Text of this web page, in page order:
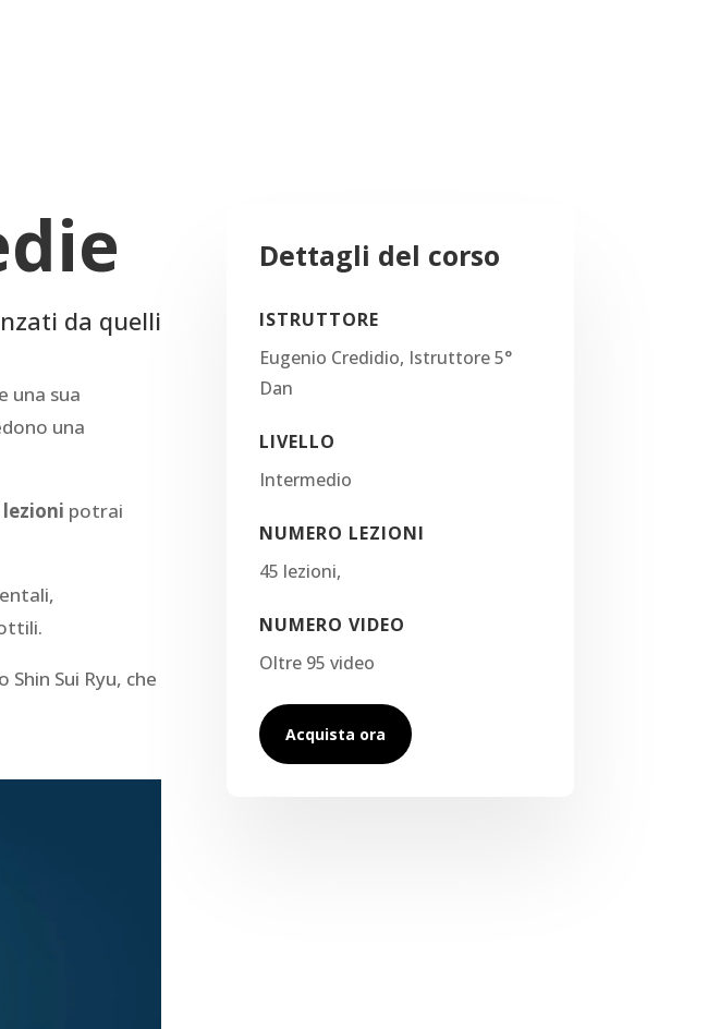
da quelli
una sua
una
lezioni potrai
Sui Ryu, che
Dettagli del corso
ISTRUTTORE
Eugenio Credidio, Istruttore 5°
Dan
LIVELLO
Intermedio
NUMERO LEZIONI
45 lezioni,
NUMERO VIDEO
Oltre 95 video
Acquista ora